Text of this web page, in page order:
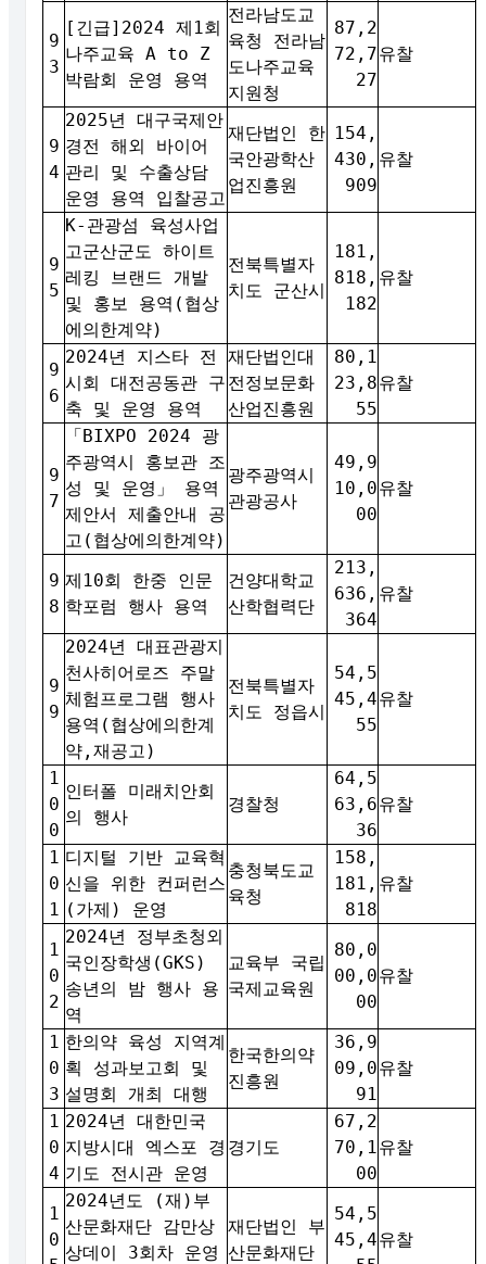
9
3
[긴급]2024 제1회
나주교육 A to Z
박람회 운영 용역
전라남도교
육청 전라남
도나주교육
지원청
87,2
72,7
27
유찰
9
4
2025년 대구국제안
경전 해외 바이어
관리 및 수출상담
운영 용역 입찰공고
재단법인 한
국안광학산
업진흥원
154,
430,
909
유찰
9
5
K-관광섬 육성사업
고군산군도 하이트
레킹 브랜드 개발
및 홍보 용역(협상
에의한계약)
전북특별자
치도 군산시
181,
818,
182
유찰
9
6
2024년 지스타 전
시회 대전공동관 구
축 및 운영 용역
재단법인대
전정보문화
산업진흥원
80,1
23,8
55
유찰
9
7
「BIXPO 2024 광
주광역시 홍보관 조
성 및 운영」 용역
제안서 제출안내 공
고(협상에의한계약)
광주광역시
관광공사
49,9
10,0
00
유찰
9
8
제10회 한중 인문
학포럼 행사 용역
건양대학교
산학협력단
213,
636,
364
유찰
9
9
2024년 대표관광지
천사히어로즈 주말
체험프로그램 행사
용역(협상에의한계
약,재공고)
전북특별자
치도 정읍시
54,5
45,4
55
유찰
1
0
0
인터폴 미래치안회
의 행사
경찰청
64,5
63,6
36
유찰
1
0
1
디지털 기반 교육혁
신을 위한 컨퍼런스
(가제) 운영
충청북도교
육청
158,
181,
818
유찰
1
0
2
2024년 정부초청외
국인장학생(GKS)
송년의 밤 행사 용
역
교육부 국립
국제교육원
80,0
00,0
00
유찰
1
0
3
한의약 육성 지역계
획 성과보고회 및
설명회 개최 대행
한국한의약
진흥원
36,9
09,0
91
유찰
1
0
4
2024년 대한민국
지방시대 엑스포 경
기도 전시관 운영
경기도
67,2
70,1
00
유찰
1
0
2024년도 (재)부
산문화재단 감만상
상데이 3회차 운영
재단법인 부
산문화재단
54,5
45,4유찰